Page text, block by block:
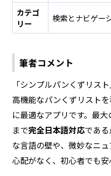
カテゴ
リー
検索とナビゲー
筆者コメント
「シンプルパンくずリス
高機能なパンくずリスト
に最適なアプリです。最
まで完全日本語対応であ
な言語の壁や、微妙なニ
心配がなく、初心者でも安